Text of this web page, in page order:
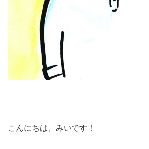
こんにちは、みいです！